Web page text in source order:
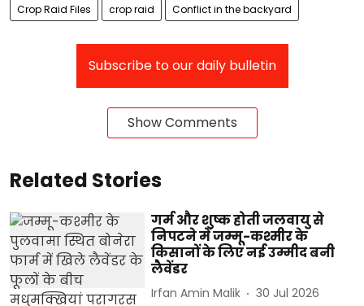
Crop Raid Files crop raid Conflict in the backyard
Subscribe to our daily bulletin
Show Comments
Related Stories
गर्म और शुष्क होती जलवायु से
निपटने में जम्मू-कश्मीर के
किसानों के लिए नई उम्मीद बनी
लैवेंडर
Irfan Amin Malik 30 Jul 2026